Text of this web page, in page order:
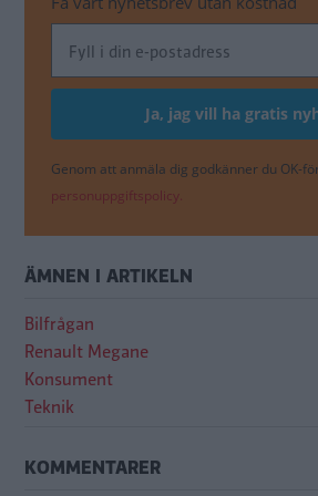
Genom att anmäla dig godkänner du OK-
personuppgiftspolicy.
ÄMNEN I ARTIKELN
Bilfrågan
Renault Megane
Konsument
Teknik
KOMMENTARER